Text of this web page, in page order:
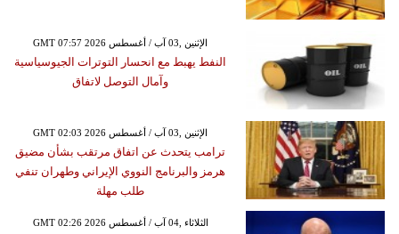
GMT 07:57 2026 الإثنين ,03 آب / أغسطس
النفط يهبط مع انحسار التوترات الجيوسياسية
وآمال التوصل لاتفاق
GMT 02:03 2026 الإثنين ,03 آب / أغسطس
ترامب يتحدث عن اتفاق مرتقب بشأن مضيق
هرمز والبرنامج النووي الإيراني وطهران تنفي
طلب مهلة
GMT 02:26 2026 الثلاثاء ,04 آب / أغسطس